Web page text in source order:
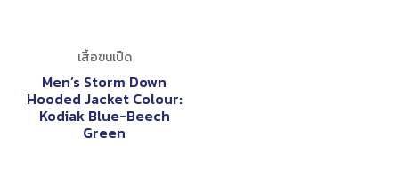
เสื้อขนเป็ด
Men’s Storm Down
Hooded Jacket Colour:
Kodiak Blue-Beech
Green